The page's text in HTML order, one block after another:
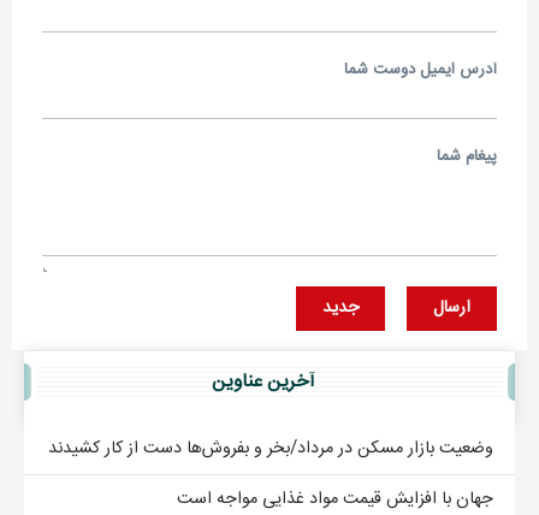
آدرس ايميل دوست شما
پيغام شما
ارسال جديد
آخرين عناوين
وضعیت بازار مسکن در مرداد/بخر و بفروش‌ها دست از کار کشیدند
جهان با افزایش قیمت مواد غذایی مواجه است